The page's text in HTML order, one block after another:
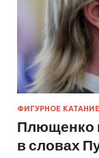
ФИГУРНОЕ КАТАНИЕ
Плющенко
в словах